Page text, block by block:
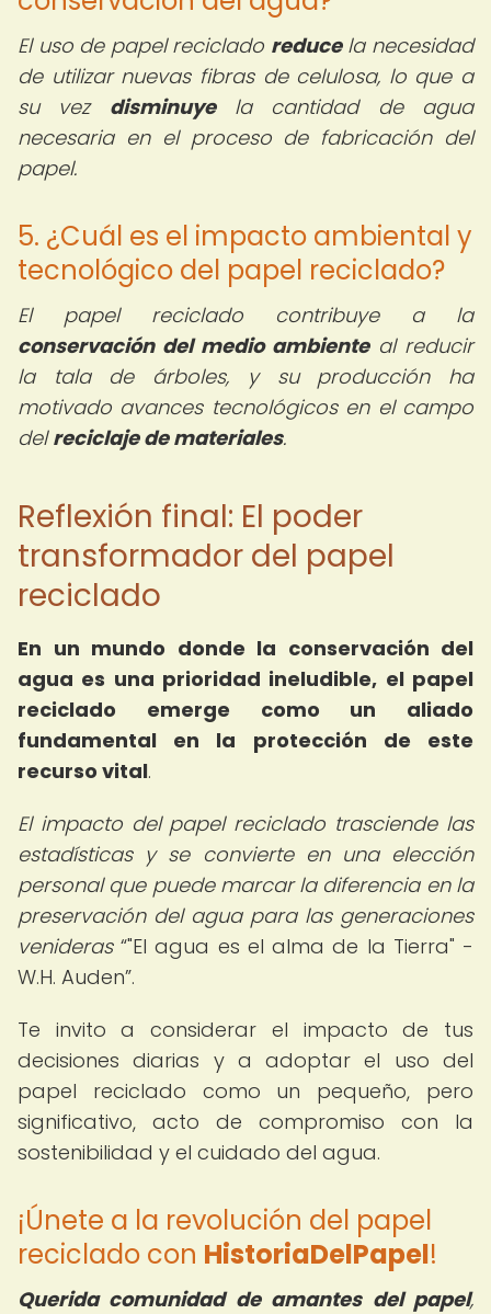
El uso de papel reciclado reducela necesidad
de utilizar nuevas fibras de celulosa, lo que a
su vez disminuyela cantidad de agua
necesaria en el proceso de fabricación del
papel.
5. ¿Cuál es el impacto ambiental y
tecnológico del papel reciclado?
El papel reciclado contribuye a la
conservación del medio ambienteal reducir
la tala de árboles, y su producción ha
motivado avances tecnológicos en el campo
delreciclaje de materiales.
Reflexión final: El poder
transformador del papel
reciclado
En un mundo donde la conservación del
agua es una prioridad ineludible, el papel
reciclado emerge como un aliado
fundamental en la protección de este
recurso vital.
El impacto del papel reciclado trasciende las
estadísticas y se convierte en una elección
personal que puede marcar la diferencia en la
preservación del agua para las generaciones
venideras "El agua es el alma de la Tierra" -
W.H. Auden .
Te invito a considerar el impacto de tus
decisiones diarias y a adoptar el uso del
papel reciclado como un pequeño, pero
significativo, acto de compromiso con la
sostenibilidad y el cuidado del agua.
¡Únete a la revolución del papel
reciclado con HistoriaDelPapel!
Querida comunidad de amantes del papel,